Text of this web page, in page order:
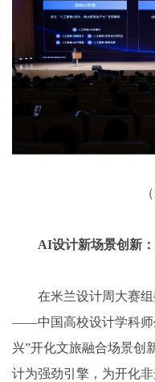
AI设计新场景创新
在米兰设计周大赛
——中国高校设计学科师
兴”开化文旅融合场景创
计为强劲引擎，为开化